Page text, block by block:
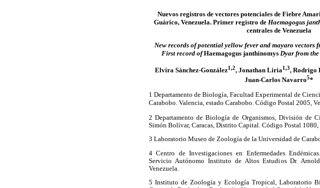
Nuevos registros de vectores potenciales de Fiebre
Guárico, Venezuela. Primer registro de Haemagogus
centrales de Venezuela
New records of potential yellow fever and mayaro vectors
First record ofHaemagogus janthinomys Dyar from
Elvira Sánchez-González1,2, Jonathan Liria1,3, Rodrigo
Juan-Carlos Navarro5*
1 Departamento de Biología, Facultad Experimental de
Carabobo. Valencia, estado Carabobo. Código Postal 2005,
2 Departamento de Biología de Organismos, División de
Simón Bolívar, Caracas, Distrito Capital. Código Postal 1080,
3 Laboratorio Museo de Zoología de la Universidad de
4 Centro de Investigaciones en Enfermedades
Servicio Autónomo Instituto de Altos Estudios Dr.
Venezuela.
5 Instituto de Zoología y Ecología Tropical, Laboratorio